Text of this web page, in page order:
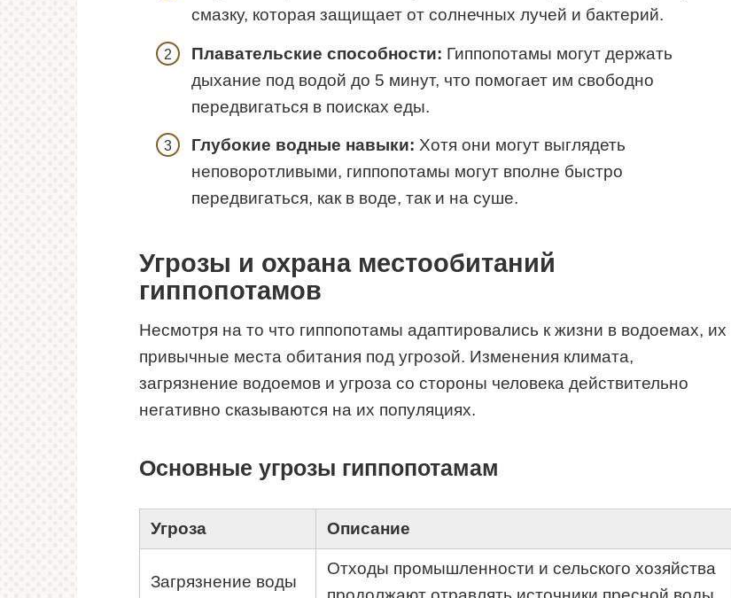
смазку, которая защищает от солнечных лучей и бактерий.
Плавательские способности: Гиппопотамы могут держать
дыхание под водой до 5 минут, что помогает им свободно
передвигаться в поисках еды.
Глубокие водные навыки: Хотя они могут выглядеть
неповоротливыми, гиппопотамы могут вполне быстро
передвигаться, как в воде, так и на суше.
Угрозы и охрана местообитаний
гиппопотамов
Несмотря на то что гиппопотамы адаптировались к жизни в водоемах, их
привычные места обитания под угрозой. Изменения климата,
загрязнение водоемов и угроза со стороны человека действительно
негативно сказываются на их популяциях.
Основные угрозы гиппопотамам
Угроза Описание
Загрязнение воды
Отходы промышленности и сельского хозяйства